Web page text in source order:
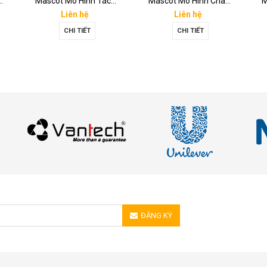
Liên hệ
CHI TIẾT
Liên hệ
CHI TIẾT
ĐĂNG KÝ